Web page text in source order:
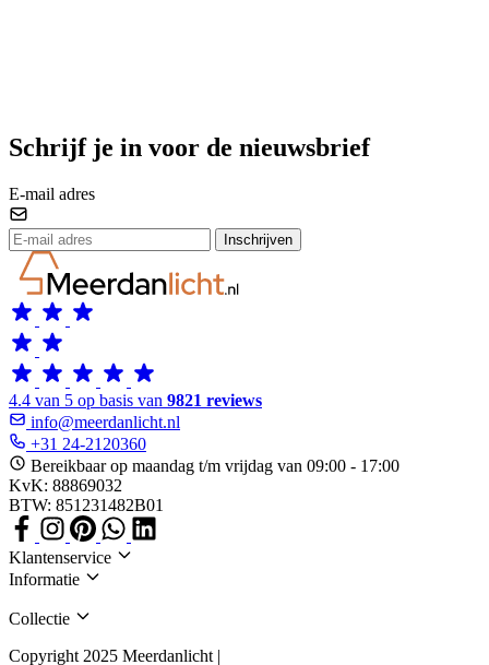
Schrijf je in voor de nieuwsbrief
E-mail adres
Inschrijven
4.4 van 5 op basis van 9821 reviews
info@meerdanlicht.nl
+31 24-2120360
Bereikbaar op maandag t/m vrijdag van 09:00 - 17:00
KvK: 88869032
BTW: 851231482B01
Klantenservice
Informatie
Collectie
Copyright 2025 Meerdanlicht |